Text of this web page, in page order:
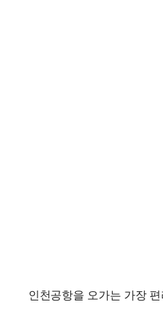
인천공항을 오가는 가장